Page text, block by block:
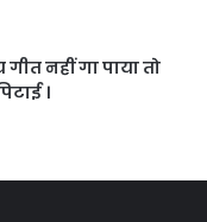
नहीं गा पाया तो
।